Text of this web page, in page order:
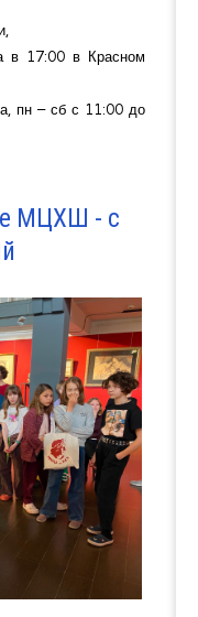
в 17:00 в Красном
пн – сб с 11:00 до
МЦХШ - с